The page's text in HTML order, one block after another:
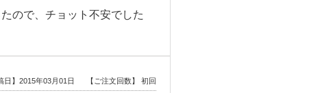
ので、チョット不安でした
【ご注文回数】 初回
日】2015年03月01日